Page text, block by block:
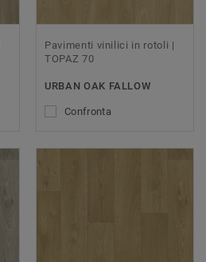
Pavimenti vinilici in rotoli |
TOPAZ 70
URBAN OAK FALLOW
Confronta